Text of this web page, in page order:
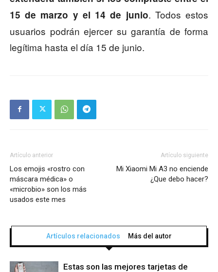
15 de marzo y el 14 de junio. Todos estos
usuarios podrán ejercer su garantía de forma
legítima hasta el día 15 de junio.
Artículo anterior
Los emojis «rostro con
máscara médica» o
«microbio» son los más
usados este mes
Artículo siguiente
Mi Xiaomi Mi A3 no enciende
¿Que debo hacer?
Artículos relacionados Más del autor
Estas son las mejores tarjetas de